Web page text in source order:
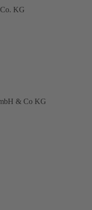
KG
& Co KG